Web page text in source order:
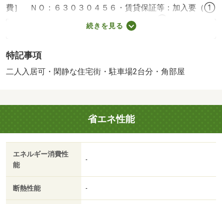
費］ ＮＯ：６３０３０４５６・賃貸保証等：加入要（①
初回保証料：賃料総額の１００％、更新無②初回保証料：
賃料総額の５０％、更新保証料：１００００円／年毎）・
り良好、２階角部屋、鉄筋コンクリート造で防音も安
心。・バイク置場：有・駐輪場：有/鍵交換費 22000円
続きを見る
特記事項
二人入居可・閑静な住宅街・駐車場2台分・角部屋
省エネ性能
エネルギー消費性
能
-
断熱性能 -